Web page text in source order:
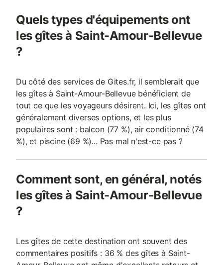
Quels types d'équipements ont
les gîtes à Saint-Amour-Bellevue
?
Du côté des services de Gites.fr, il semblerait que
les gîtes à Saint-Amour-Bellevue bénéficient de
tout ce que les voyageurs désirent. Ici, les gîtes ont
généralement diverses options, et les plus
populaires sont : balcon (77 %), air conditionné (74
%), et piscine (69 %)... Pas mal n'est-ce pas ?
Comment sont, en général, notés
les gîtes à Saint-Amour-Bellevue
?
Les gîtes de cette destination ont souvent des
commentaires positifs : 36 % des gîtes à Saint-